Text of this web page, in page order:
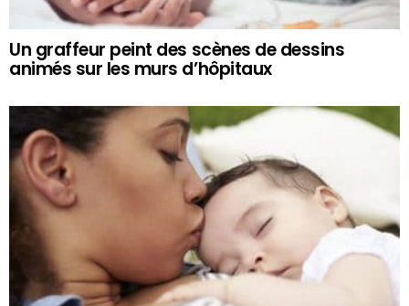
Un graffeur peint des scènes de dessins
animés sur les murs d’hôpitaux